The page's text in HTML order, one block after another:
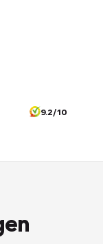
9.2/10